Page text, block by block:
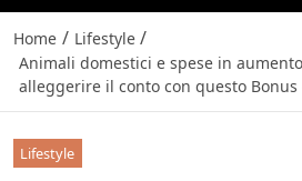
Home / Lifestyle /
Animali domestici e spese in
alleggerire il conto con questo Bonus
Lifestyle